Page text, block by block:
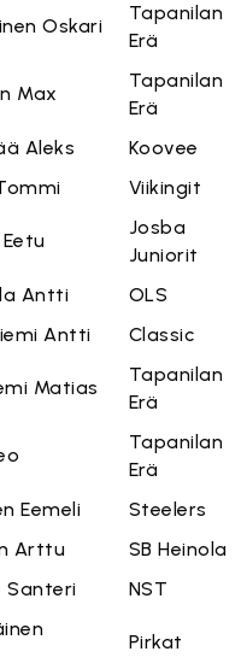
Oskari
Tapanilan
Erä
Max
Tapanilan
Erä
Aleks
Koovee
Viikingit
Josba
Juniorit
Antti
OLS
Antti
Classic
Matias
Tapanilan
Erä
Tapanilan
Erä
Eemeli
Steelers
Arttu
SB Heinola
Santeri
NST
Pirkat